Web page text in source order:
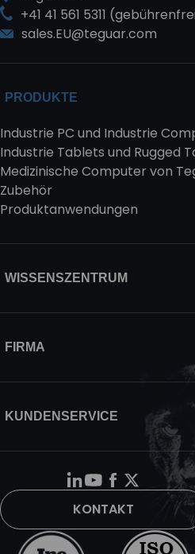
+41 41 561 5311
sales.EU@teguar.com
PRODUKTE
Industrie PC und Industrie
Industrie Tablets und Rugged
Medizinische Computer von
Zubehör
Produktanwendungen
WISSENSZENTRUM
FIRMA
KUNDENSERVICE
KONTAKT